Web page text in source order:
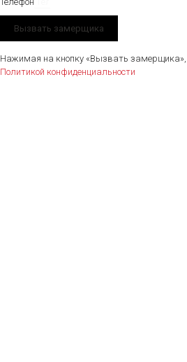
Вызвать замерщика
Нажимая на кнопку «Вызвать замерщика»,
Политикой конфиденциальности